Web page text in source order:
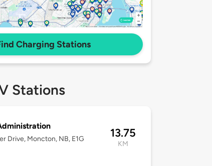
Charging Stations
Stations
Drive, Moncton, NB, E1G
13.75
KM